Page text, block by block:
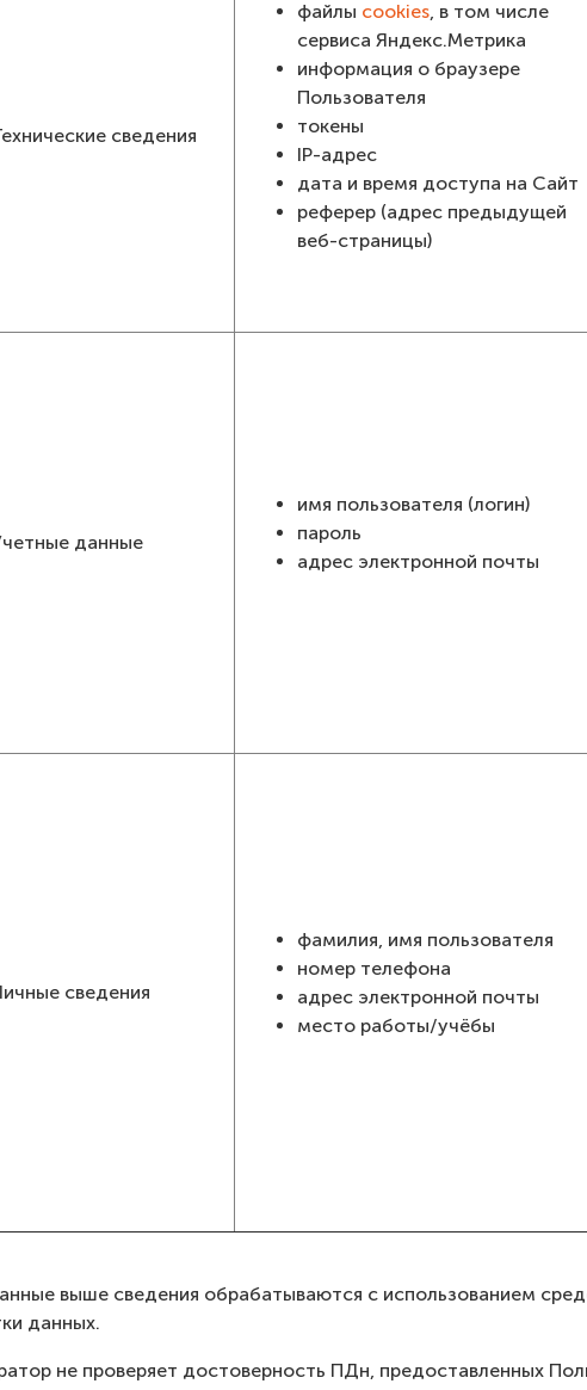
сведения
файлы cookies, в том числе
сервиса Яндекс.Метрика
информация о браузере
Пользователя
токены
IP-адрес
дата и время доступа на Сайт
реферер (адрес предыдущей
веб-страницы)
данные
имя пользователя (логин)
пароль
адрес электронной почты
сведения
фамилия, имя пользователя
номер телефона
адрес электронной почты
место работы/учёбы
выше сведения обрабатываются с использованием
данных.
не проверяет достоверность ПДн, предоставленных